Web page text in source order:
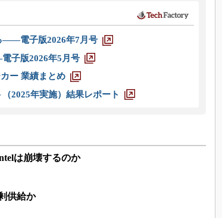
――電子版2026年7月号
子版2026年5月号
ー 業績まとめ
2025年実施）結果レポート
は崩壊するのか
供給か